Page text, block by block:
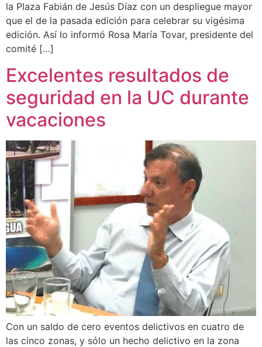
la Plaza Fabián de Jesús Díaz con un despliegue mayor
que el de la pasada edición para celebrar su vigésima
edición. Así lo informó Rosa María Tovar, presidente del
comité […]
Excelentes resultados de
seguridad en la UC durante
vacaciones
Con un saldo de cero eventos delictivos en cuatro de
las cinco zonas, y sólo un hecho delictivo en la zona